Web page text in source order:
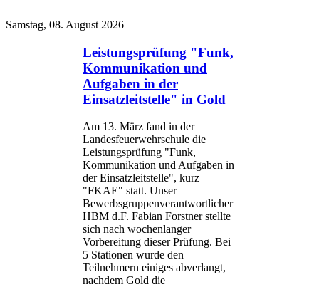
Samstag, 08. August 2026
Leistungsprüfung "Funk,
Kommunikation und
Aufgaben in der
Einsatzleitstelle" in Gold
Am 13. März fand in der
Landesfeuerwehrschule die
Leistungsprüfung "Funk,
Kommunikation und Aufgaben in
der Einsatzleitstelle", kurz
"FKAE" statt. Unser
Bewerbsgruppenverantwortlicher
HBM d.F. Fabian Forstner stellte
sich nach wochenlanger
Vorbereitung dieser Prüfung. Bei
5 Stationen wurde den
Teilnehmern einiges abverlangt,
nachdem Gold die